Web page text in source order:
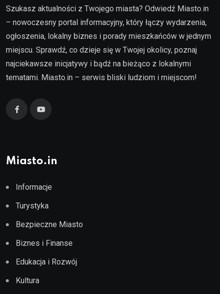
Szukasz aktualności z Twojego miasta? Odwiedź Miasto.in
– nowoczesny portal informacyjny, który łączy wydarzenia,
ogłoszenia, lokalny biznes i porady mieszkańców w jednym
miejscu. Sprawdź, co dzieje się w Twojej okolicy, poznaj
najciekawsze inicjatywy i bądź na bieżąco z lokalnymi
tematami. Miasto.in – serwis bliski ludziom i miejscom!
Miasto.in
Informacje
Turystyka
Bezpieczne Miasto
Biznes i Finanse
Edukacja i Rozwój
Kultura